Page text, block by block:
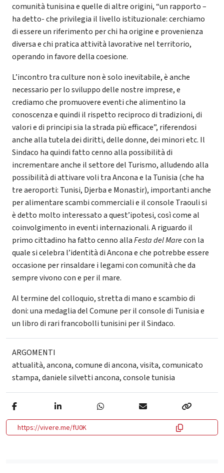
comunità tunisina e quelle di altre origini, “un rapporto –
ha detto- che privilegia il livello istituzionale: cerchiamo
di essere un riferimento per chi ha origine e provenienza
diversa e chi pratica attività lavorative nel territorio,
operando in favore della coesione.
L’incontro tra culture non è solo inevitabile, è anche
necessario per lo sviluppo delle nostre imprese, e
crediamo che promuovere eventi che alimentino la
conoscenza e quindi il rispetto reciproco di tradizioni, di
valori e di principi sia la strada più efficace”, riferendosi
anche alla tutela dei diritti, delle donne, dei minori etc. Il
Sindaco ha quindi fatto cenno alla possibilità di
incrementare anche il settore del Turismo, alludendo alla
possibilità di attivare voli tra Ancona e la Tunisia (che ha
tre aeroporti: Tunisi, Djerba e Monastir), importanti anche
per alimentare scambi commerciali e il console Traouli si
è detto molto interessato a quest’ipotesi, così come al
coinvolgimento in eventi internazionali. A riguardo il
primo cittadino ha fatto cenno allaFesta del Marecon la
quale si celebra l’identità di Ancona e che potrebbe essere
occasione per rinsaldare i legami con comunità che da
sempre vivono con e per il mare.
Al termine del colloquio, stretta di mano e scambio di
doni: una medaglia del Comune per il console di Tunisia e
un libro di rari francobolli tunisini per il Sindaco.
ARGOMENTI
attualità,ancona,comune di ancona,visita,comunicato
stampa,daniele silvetti ancona,console tunisia
https://vivere.me/fU0K